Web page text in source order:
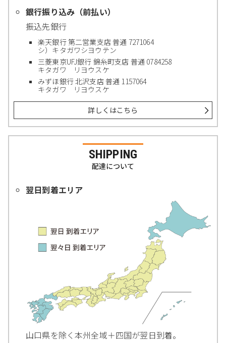
銀行振り込み（前払い）
振込先銀行
楽天銀行 第二営業支店 普通 7271064
シ）キタガワシヨウテン
三菱東京UFJ銀行 錦糸町支店 普通 0784258
キタガワ リヨウスケ
みずほ銀行 北沢支店 普通 1157064
キタガワ リヨウスケ
詳しくはこちら
SHIPPING
配達について
翌日到着エリア
山口県を除く本州全域＋四国が翌日到着。